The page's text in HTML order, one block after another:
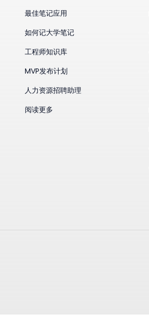
最佳笔记应用
如何记大学笔记
工程师知识库
MVP发布计划
人力资源招聘助理
阅读更多